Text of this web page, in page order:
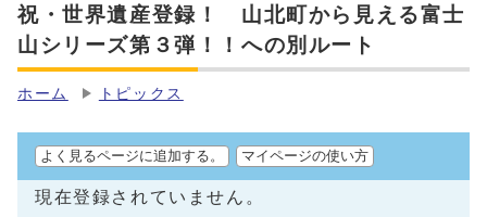
祝・世界遺産登録！ 山北町から見える富士
山シリーズ第３弾！！への別ルート
ホーム トピックス
よく見るページに追加する。 マイページの使い方
現在登録されていません。